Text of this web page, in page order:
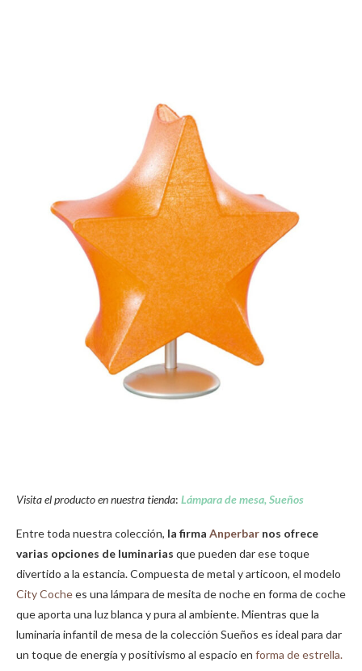
Visita el producto en nuestra tienda: Lámpara de mesa, Sueños
Entre toda nuestra colección, la firma Anperbar nos ofrece
varias opciones de luminarias que pueden dar ese toque
divertido a la estancia. Compuesta de metal y articoon, el modelo
City Cochees una lámpara de mesita de noche en forma de coche
que aporta una luz blanca y pura al ambiente. Mientras que la
luminaria infantil de mesa de la colección Sueños es ideal para dar
un toque de energía y positivismo al espacio en forma de estrella.